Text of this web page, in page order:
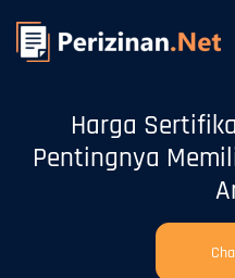
Harga
Pentingnya